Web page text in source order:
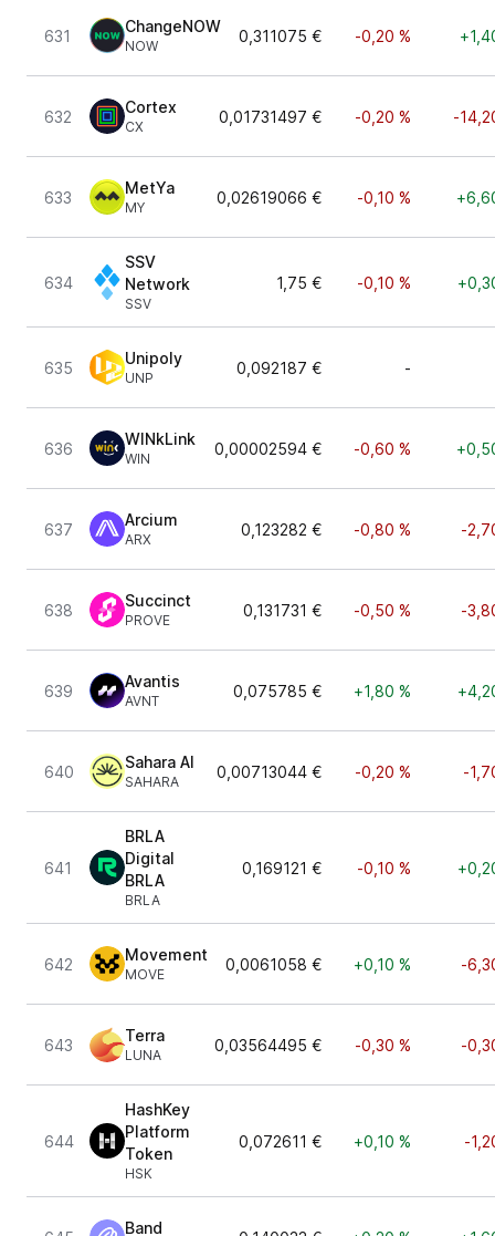
631
ChangeNOW
NOW
0,311075 € -0,20 %
632
Cortex
CX
0,01731497 € -0,20 % -
633
MetYa
MY
0,02619066 € -0,10 %
634
SSV
Network
SSV
1,75 € -0,10 %
635
Unipoly
UNP
0,092187 € -
636
WINkLink
WIN
0,00002594 € -0,60 %
637
Arcium
ARX
0,123282 € -0,80 % -
638
Succinct
PROVE
0,131731 € -0,50 % -
639
Avantis
AVNT
0,075785 € +1,80 %
640
Sahara AI
SAHARA
0,00713044 € -0,20 % -
641
BRLA
Digital
BRLA
BRLA
0,169121 € -0,10 %
642
Movement
MOVE
0,0061058 € +0,10 % -
643
Terra
LUNA
0,03564495 € -0,30 % -
644
HashKey
Platform
Token
HSK
0,072611 € +0,10 % -
Band